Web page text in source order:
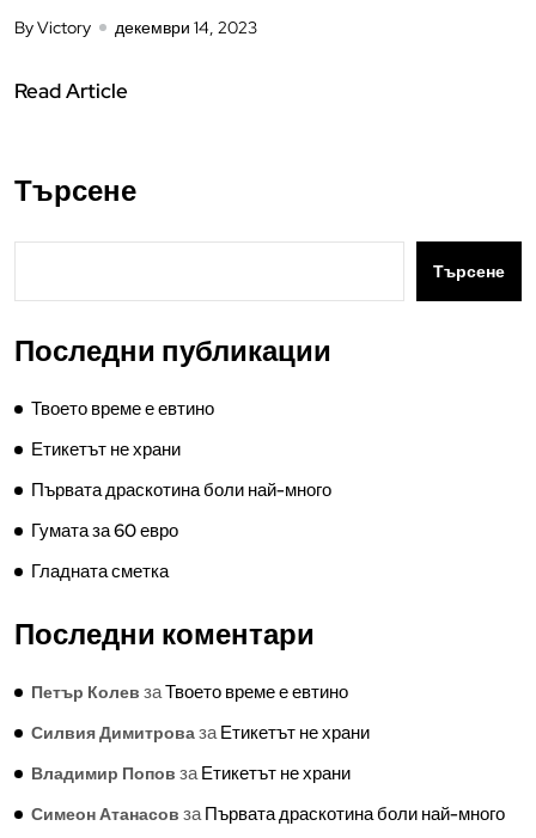
By Victory декември 14, 2023
Read Article
Търсене
Търсене
Последни публикации
Твоето време е евтино
Етикетът не храни
Първата драскотина боли най-много
Гумата за 60 евро
Гладната сметка
Последни коментари
Петър Колев заТвоето време е евтино
Силвия ДимитровазаЕтикетът не храни
Владимир Попов заЕтикетът не храни
Симеон Атанасов заПървата драскотина боли най-много